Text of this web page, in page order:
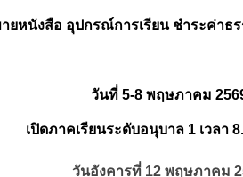
ยหนังสือ อุปกรณ์การเรียน ชำระค่าธร
วันที่ 5-8 พฤษภาคม
เปิดภาคเรียนระดับอนุบาล 1 เวลา
วันอังคารที่ 12 พฤษภาคม